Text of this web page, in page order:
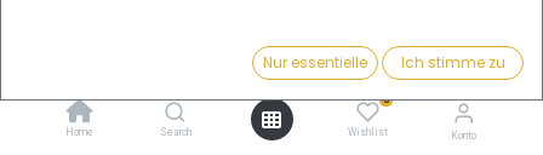
Preis:
27,37 € Kaufen
Home Search
0
Wishlist Konto
Lunar II Hund 1/2 Unze Silbermünze 2018 | differenzbesteuert
Lunar II Hund 1/2 Unze
Nur essentielle Ich stimme zu